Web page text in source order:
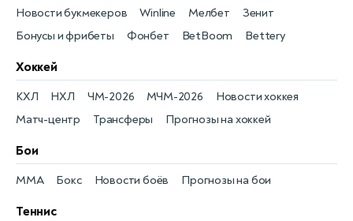
Бонусы и фрибеты
Новости букмекеров
Фонбет
Winline
BetBoom
Мелбет
Bettery
Зенит
Хоккей
Новости хоккея
КХЛ
Матч-центр
НХЛ
Трансферы
ЧМ-2026
Прогнозы на хоккей
МЧМ-2026
Бои
Новости боёв
MMA Прогнозы на бои
Бокс
Теннис